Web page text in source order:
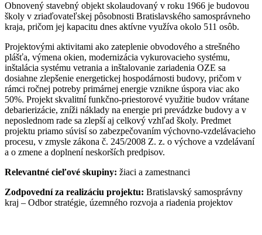
Obnovený stavebný objekt skolaudovaný v roku 1966 je budovou
školy v zriaďovateľskej pôsobnosti Bratislavského samosprávneho
kraja, pričom jej kapacitu dnes aktívne využíva okolo 511 osôb.
Projektovými aktivitami ako zateplenie obvodového a strešného
plášťa, výmena okien, modernizácia vykurovacieho systému,
inštalácia systému vetrania a inštalovanie zariadenia OZE sa
dosiahne zlepšenie energetickej hospodárnosti budovy, pričom v
rámci ročnej potreby primárnej energie vznikne úspora viac ako
50%. Projekt skvalitní funkčno-priestorové využitie budov vrátane
debarierizácie, zníži náklady na energie pri prevádzke budovy a v
neposlednom rade sa zlepší aj celkový vzhľad školy. Predmet
projektu priamo súvisí so zabezpečovaním výchovno-vzdelávacieho
procesu, v zmysle zákona č. 245/2008 Z. z. o výchove a vzdelávaní
a o zmene a doplnení neskorších predpisov.
Relevantné cieľové skupiny: žiaci a zamestnanci
Zodpovední za realizáciu projektu: Bratislavský samosprávny
kraj – Odbor stratégie, územného rozvoja a riadenia projektov